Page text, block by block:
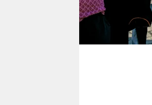
unterstützen
genossenschaft